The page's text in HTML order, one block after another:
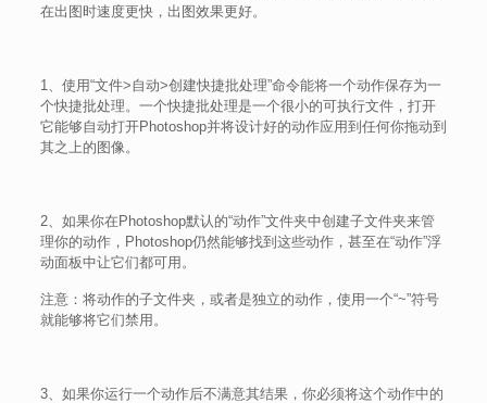
在出图时速度更快，出图效果更好。
1、使用“文件>自动>创建快捷批处理”命令能将一个动作保存为一
个快捷批处理。一个快捷批处理是一个很小的可执行文件，打开
它能够自动打开Photoshop并将设计好的动作应用到任何你拖动到
其之上的图像。
2、如果你在Photoshop默认的“动作”文件夹中创建子文件夹来管
理你的动作，Photoshop仍然能够找到这些动作，甚至在“动作”浮
动面板中让它们都可用。
注意：将动作的子文件夹，或者是独立的动作，使用一个“~”符号
就能够将它们禁用。
3、如果你运行一个动作后不满意其结果，你必须将这个动作中的